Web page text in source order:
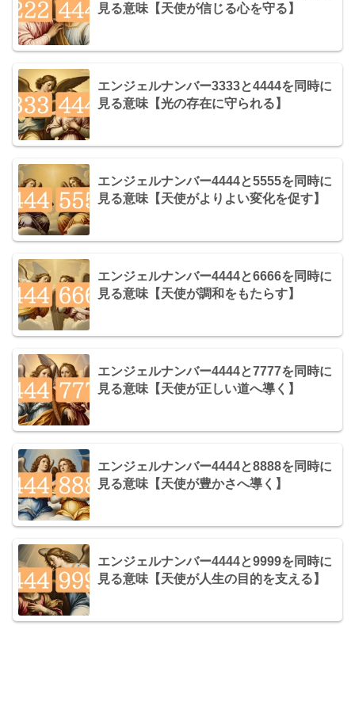
見る意味【天使が信じる心を守る】
エンジェルナンバー3333と4444を同時に
見る意味【光の存在に守られる】
エンジェルナンバー4444と5555を同時に
見る意味【天使がよりよい変化を促す】
エンジェルナンバー4444と6666を同時に
見る意味【天使が調和をもたらす】
エンジェルナンバー4444と7777を同時に
見る意味【天使が正しい道へ導く】
エンジェルナンバー4444と8888を同時に
見る意味【天使が豊かさへ導く】
エンジェルナンバー4444と9999を同時に
見る意味【天使が人生の目的を支える】